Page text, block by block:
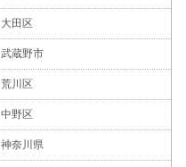
大田区
武蔵野市
荒川区
中野区
神奈川県